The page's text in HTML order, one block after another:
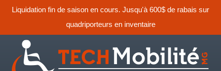
Liquidation fin de saison en cours. Jusqu'à 600$ de rabais sur
quadriporteurs en inventaire